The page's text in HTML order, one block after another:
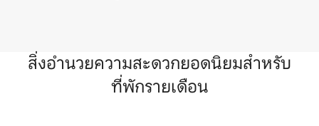
สิ่งอำนวยความสะดวกยอดนิยมสำหรับ
ที่พักรายเดือน